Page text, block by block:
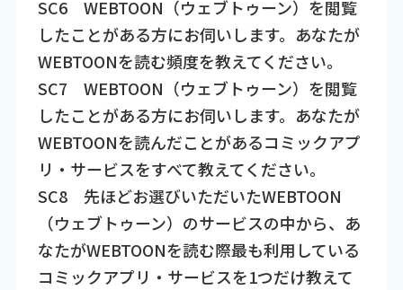
SC6 WEBTOON（ウェブトゥーン）を閲覧
したことがある方にお伺いします。あなたが
WEBTOONを読む頻度を教えてください。
SC7 WEBTOON（ウェブトゥーン）を閲覧
したことがある方にお伺いします。あなたが
WEBTOONを読んだことがあるコミックアプ
リ・サービスをすべて教えてください。
SC8 先ほどお選びいただいたWEBTOON
（ウェブトゥーン）のサービスの中から、あ
なたがWEBTOONを読む際最も利用している
コミックアプリ・サービスを1つだけ教えて